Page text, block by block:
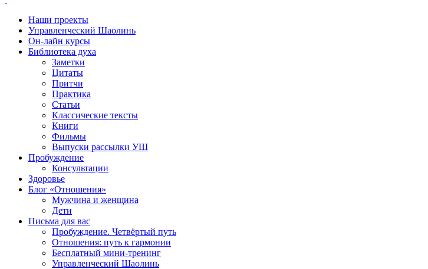
Наши проекты
Управленческий Шаолинь
Он-лайн курсы
Библиотека духа
Заметки
Цитаты
Притчи
Практика
Статьи
Классические тексты
Книги
Фильмы
Выпуски рассылки УШ
Пробуждение
Консультации
Здоровье
Блог «Отношения»
Мужчина и женщина
Дети
Письма для вас
Пробуждение. Четвёртый путь
Отношения: путь к гармонии
Бесплатный мини-тренинг
Управленческий Шаолинь